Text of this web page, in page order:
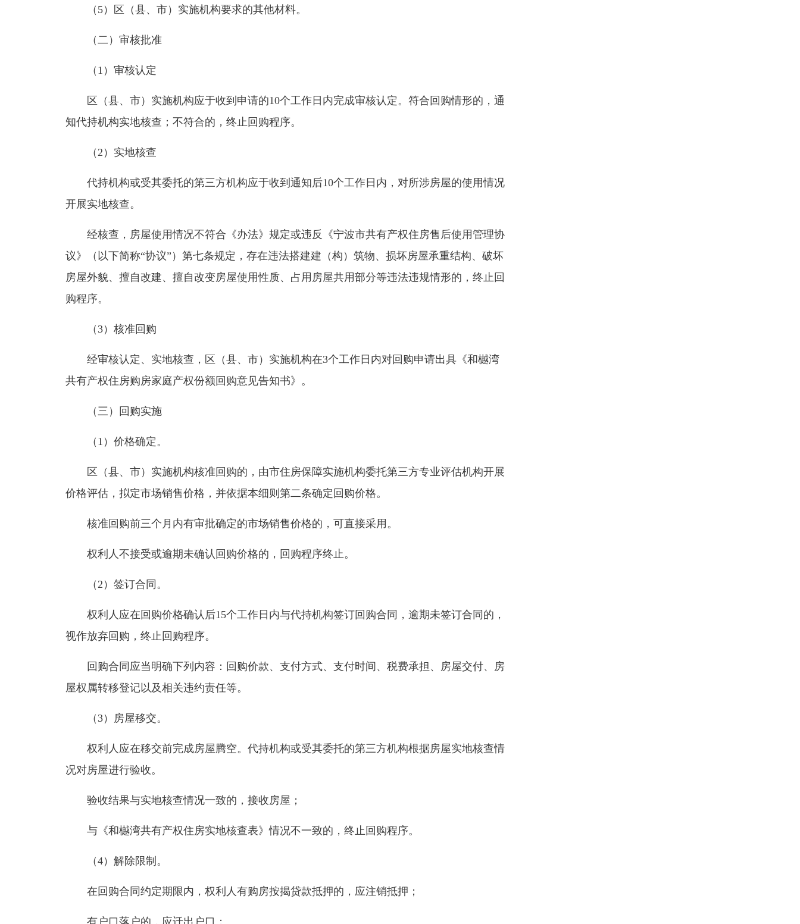
（5）区（县、市）实施机构要求的其他材料。
（二）审核批准
（1）审核认定
区（县、市）实施机构应于收到申请的10个工作日内完成审核认定。符合回购情形的，通
知代持机构实地核查；不符合的，终止回购程序。
（2）实地核查
代持机构或受其委托的第三方机构应于收到通知后10个工作日内，对所涉房屋的使用情况
开展实地核查。
经核查，房屋使用情况不符合《办法》规定或违反《宁波市共有产权住房售后使用管理协
议》（以下简称“协议”）第七条规定，存在违法搭建建（构）筑物、损坏房屋承重结构、破坏
房屋外貌、擅自改建、擅自改变房屋使用性质、占用房屋共用部分等违法违规情形的，终止回
购程序。
（3）核准回购
经审核认定、实地核查，区（县、市）实施机构在3个工作日内对回购申请出具《和樾湾
共有产权住房购房家庭产权份额回购意见告知书》。
（三）回购实施
（1）价格确定。
区（县、市）实施机构核准回购的，由市住房保障实施机构委托第三方专业评估机构开展
价格评估，拟定市场销售价格，并依据本细则第二条确定回购价格。
核准回购前三个月内有审批确定的市场销售价格的，可直接采用。
权利人不接受或逾期未确认回购价格的，回购程序终止。
（2）签订合同。
权利人应在回购价格确认后15个工作日内与代持机构签订回购合同，逾期未签订合同的，
视作放弃回购，终止回购程序。
回购合同应当明确下列内容：回购价款、支付方式、支付时间、税费承担、房屋交付、房
屋权属转移登记以及相关违约责任等。
（3）房屋移交。
权利人应在移交前完成房屋腾空。代持机构或受其委托的第三方机构根据房屋实地核查情
况对房屋进行验收。
验收结果与实地核查情况一致的，接收房屋；
与《和樾湾共有产权住房实地核查表》情况不一致的，终止回购程序。
（4）解除限制。
在回购合同约定期限内，权利人有购房按揭贷款抵押的，应注销抵押；
有户口落户的，应迁出户口；